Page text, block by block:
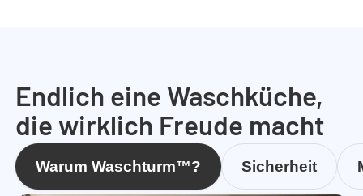
Endlich eine Waschküche,
die wirklich Freude macht
Warum Waschturm™? Sicherheit